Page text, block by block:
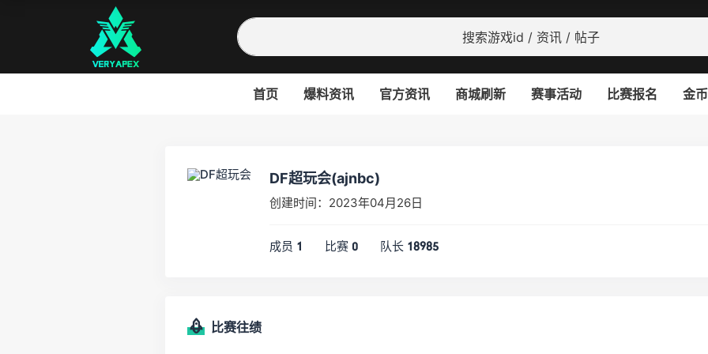
首页 爆料资讯 官方资讯 商城刷新 赛事活动 比赛报名 金
DF超玩会(ajnbc)
创建时间：2023年04月26日
成员 1 比赛 0 队长 18985
比赛往绩